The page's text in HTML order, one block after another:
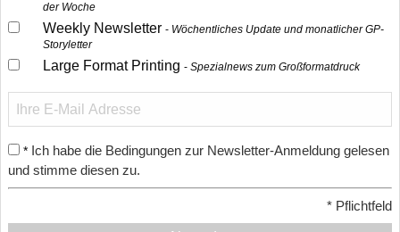
der Woche
Weekly Newsletter
Wöchentliches Update und monatlicher GP-
Storyletter
Large Format Printing Spezialnews zum Großformatdruck
* Ich habe die Bedingungen zur Newsletter-Anmeldung gelesen
und stimme diesen zu.
* Pflichtfeld